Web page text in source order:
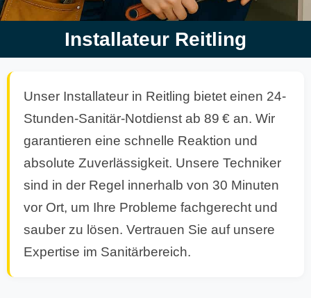
Installateur Reitling
Unser Installateur in Reitling bietet einen 24-
Stunden-Sanitär-Notdienst ab 89 € an. Wir
garantieren eine schnelle Reaktion und
absolute Zuverlässigkeit. Unsere Techniker
sind in der Regel innerhalb von 30 Minuten
vor Ort, um Ihre Probleme fachgerecht und
sauber zu lösen. Vertrauen Sie auf unsere
Expertise im Sanitärbereich.